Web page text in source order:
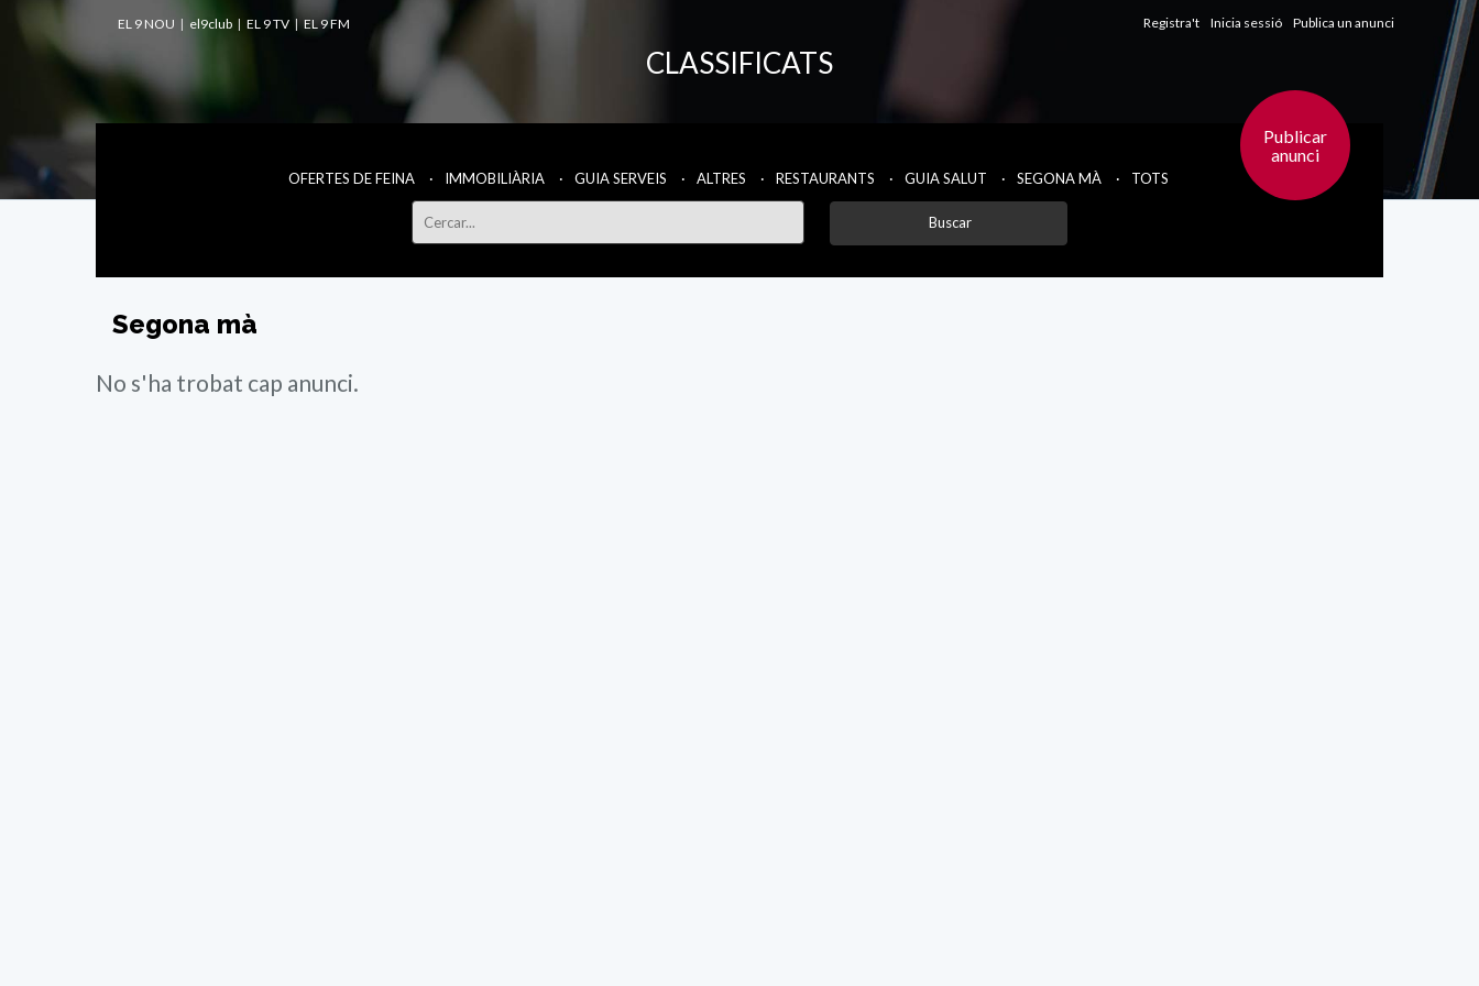
EL 9 NOU el9club EL 9 TV EL 9 FM Registra't Inicia sessió Publica un anunci
CLASSIFICATS
Publicar
anunci
OFERTES DE FEINA IMMOBILIÀRIA GUIA SERVEIS ALTRES RESTAURANTS GUIA SALUT SEGONA MÀ TOTS
Segona mà
No s'ha trobat cap anunci.